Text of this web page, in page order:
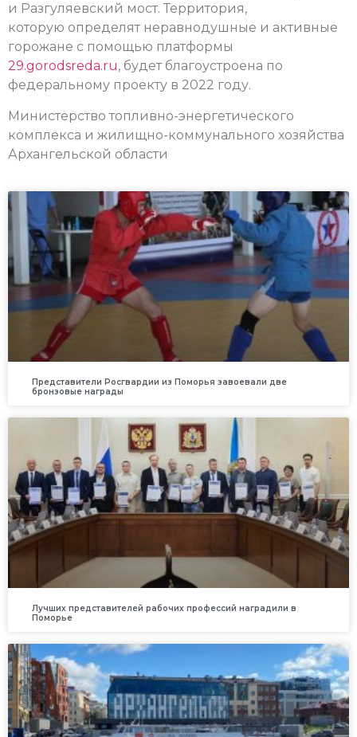
и Разгуляевский мост. Территория,
которую определят неравнодушные и активные
горожане с помощью платформы
29.gorodsreda.ru, будет благоустроена по
федеральному проекту в 2022 году.
Министерство топливно-энергетического
комплекса и жилищно-коммунального хозяйства
Архангельской области
Представители Росгвардии из Поморья завоевали две
бронзовые награды
Лучших представителей рабочих профессий наградили в
Поморье